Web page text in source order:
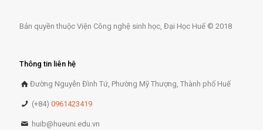
Bản quyền thuộc Viện Công nghệ sinh học, Đại Học Huế © 2018
Thông tin liên hệ
Đường Nguyễn Đình Tứ, Phường Mỹ Thượng, Thành phố Huế
(+84)0961423419
huib@hueuni.edu.vn